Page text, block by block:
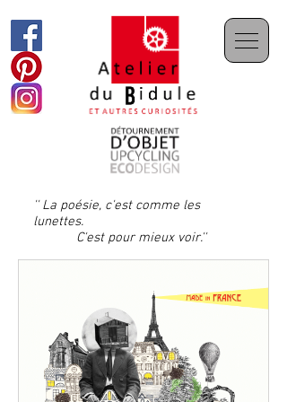
'' La poésie, c'est comme les
lunettes.
C'est pour mieux voir.''